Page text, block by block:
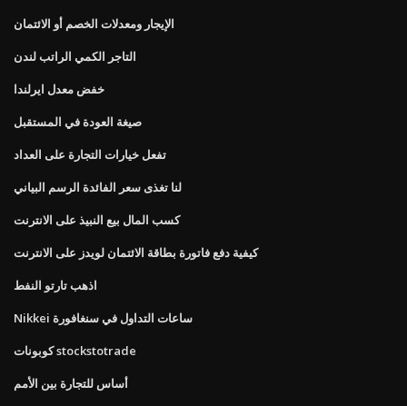
الإيجار ومعدلات الخصم أو الائتمان
التاجر الكمي الراتب لندن
خفض معدل ايرلندا
صيغة العودة في المستقبل
تفعل خيارات التجارة على العداد
لنا تغذى سعر الفائدة الرسم البياني
كسب المال بيع النبيذ على الانترنت
كيفية دفع فاتورة بطاقة الائتمان لويدز على الانترنت
اذهب تارتو النفط
Nikkei ساعات التداول في سنغافورة
كوبونات stockstotrade
أساس للتجارة بين الأمم